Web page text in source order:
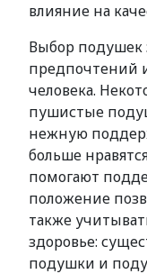
влияние на
Выбор подушек
предпочтений
человека.
пушистые
нежную
больше
помогают
положение
также
здоровье:
подушки и